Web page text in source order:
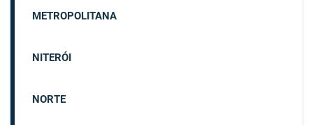
METROPOLITANA
NITERÓI
NORTE